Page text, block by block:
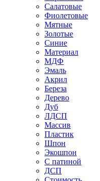
Салатовые
Фиолетовые
Мятные
Золотые
Синие
Материал
МДФ
Эмаль
Акрил
Береза
Дерево
Дуб
ЛДСП
Массив
Пластик
Шпон
Экошпон
С патиной
ДСП